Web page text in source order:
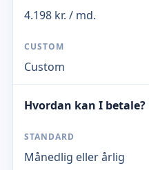
4.198 kr. / md.
Custom
Hvordan kan I betale?
Månedlig eller årlig